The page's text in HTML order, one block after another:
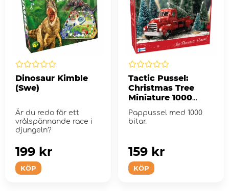
Dinosaur Kimble
(Swe)
Är du redo för ett
vrålspännande race i
djungeln?
KÖP
199 kr
Tactic Pussel:
Christmas Tree
Miniature 1000
Bitar
Pappussel med 1000
bitar.
KÖP
159 kr